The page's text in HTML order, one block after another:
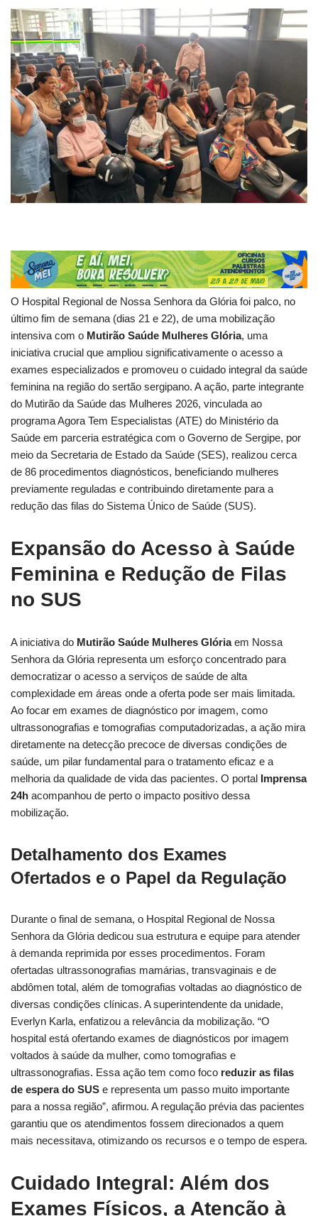
O Hospital Regional de Nossa Senhora da Glória foi palco, no
último fim de semana (dias 21 e 22), de uma mobilização
intensiva com o Mutirão Saúde Mulheres Glória, uma
iniciativa crucial que ampliou significativamente o acesso a
exames especializados e promoveu o cuidado integral da saúde
feminina na região do sertão sergipano. A ação, parte integrante
do Mutirão da Saúde das Mulheres 2026, vinculada ao
programa Agora Tem Especialistas (ATE) do Ministério da
Saúde em parceria estratégica com o Governo de Sergipe, por
meio da Secretaria de Estado da Saúde (SES), realizou cerca
de 86 procedimentos diagnósticos, beneficiando mulheres
previamente reguladas e contribuindo diretamente para a
redução das filas do Sistema Único de Saúde (SUS).
Expansão do Acesso à Saúde
Feminina e Redução de Filas
no SUS
A iniciativa do Mutirão Saúde Mulheres Glóriaem Nossa
Senhora da Glória representa um esforço concentrado para
democratizar o acesso a serviços de saúde de alta
complexidade em áreas onde a oferta pode ser mais limitada.
Ao focar em exames de diagnóstico por imagem, como
ultrassonografias e tomografias computadorizadas, a ação mira
diretamente na detecção precoce de diversas condições de
saúde, um pilar fundamental para o tratamento eficaz e a
melhoria da qualidade de vida das pacientes. O portal Imprensa
24h acompanhou de perto o impacto positivo dessa
mobilização.
Detalhamento dos Exames
Ofertados e o Papel da Regulação
Durante o final de semana, o Hospital Regional de Nossa
Senhora da Glória dedicou sua estrutura e equipe para atender
à demanda reprimida por esses procedimentos. Foram
ofertadas ultrassonografias mamárias, transvaginais e de
abdômen total, além de tomografias voltadas ao diagnóstico de
diversas condições clínicas. A superintendente da unidade,
Everlyn Karla, enfatizou a relevância da mobilização. “O
hospital está ofertando exames de diagnósticos por imagem
voltados à saúde da mulher, como tomografias e
ultrassonografias. Essa ação tem como foco reduzir as filas
de espera do SUS e representa um passo muito importante
para a nossa região”, afirmou. A regulação prévia das pacientes
garantiu que os atendimentos fossem direcionados a quem
mais necessitava, otimizando os recursos e o tempo de espera.
Cuidado Integral: Além dos
Exames Físicos, a Atenção à